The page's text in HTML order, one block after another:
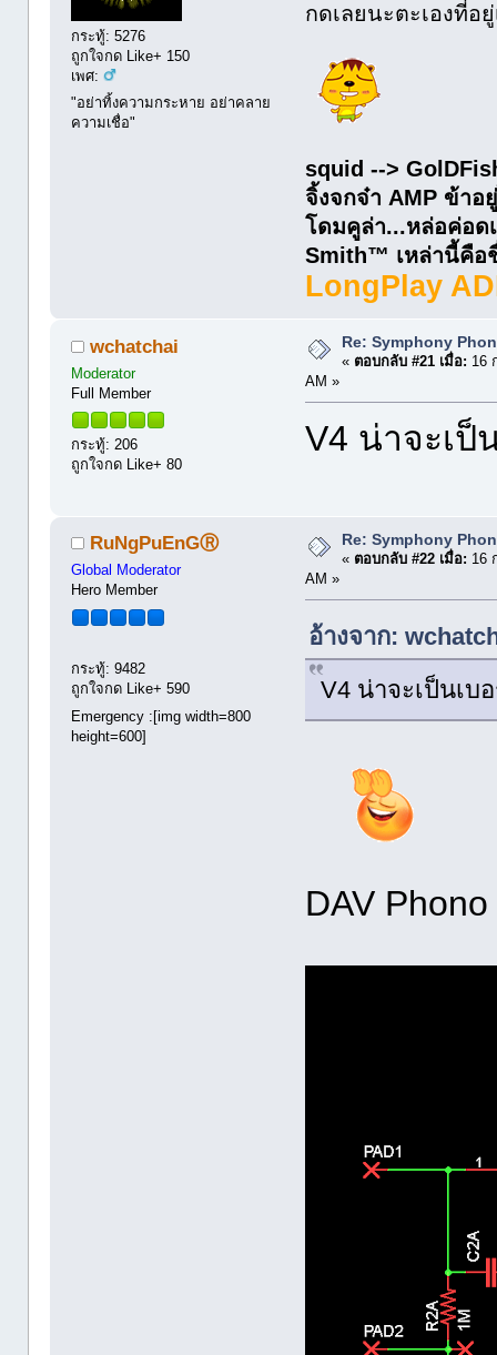
กระทู้: 5276
ถูกใจกด Like+ 150
เพศ:
"อย่าทิ้งความกระหาย อย่าคลาย
ความเชื่อ"
กดเลยนะตะเองที่อยู่
squid -->
จิ้งจกจ๋า AMP ข้า
โดมคูล่า...หล่อค่อด
Smith™ เหล่านี้คือชื่
LongPlay
wchatchai
Moderator
Full Member
กระทู้: 206
ถูกใจกด Like+ 80
Re: Symphony
« ตอบกลับ #21 เมื่อ: 16
AM »
V4 น่าจะเป็
RuNgPuEnGⓇ
Global Moderator
Hero Member
กระทู้: 9482
ถูกใจกด Like+ 590
Emergency :[img width=800
height=600]
Re: Symphony
« ตอบกลับ #22 เมื่อ: 16
AM »
อ้างจาก:
V4 น่าจะเป็นเบ
DAV